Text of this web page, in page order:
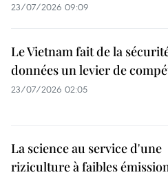
23/07/2026 09:09
Le Vietnam fait de la
données un levier de
23/07/2026 02:05
La science au service d'une
riziculture à faibles